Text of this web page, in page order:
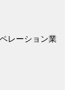
レーション業